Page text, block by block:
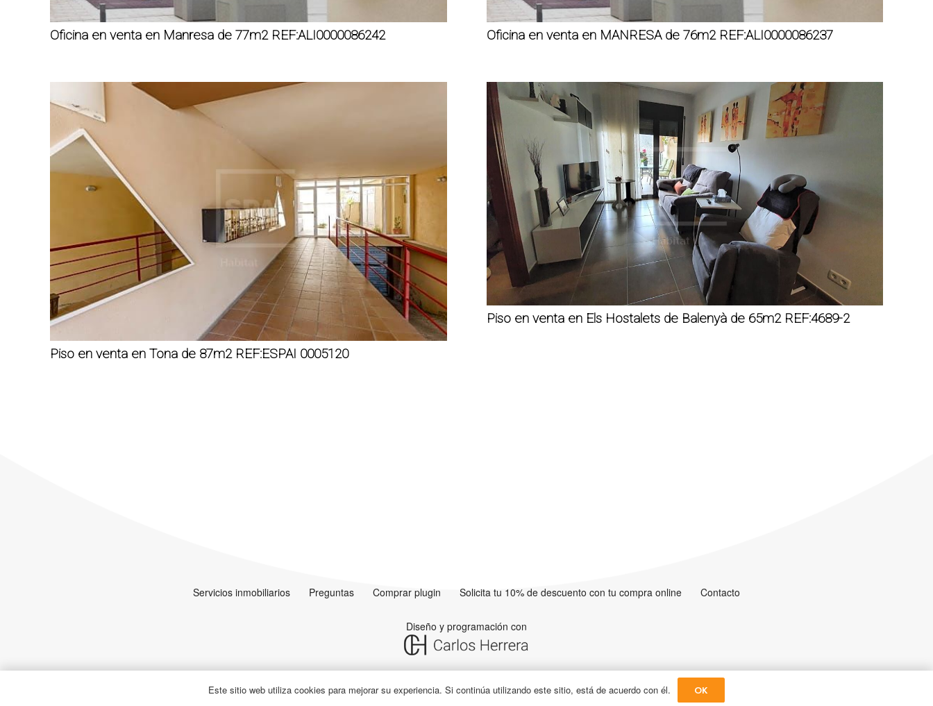
Oficina en venta en Manresa de 77m2 REF:ALI0000086242 Oficina en venta en MANRESA de 76m2 REF:ALI0000086237
Piso en venta en Tona de 87m2 REF:ESPAI 0005120
Piso en venta en Els Hostalets de Balenyà de 65m2 REF:4689-2
Servicios inmobiliarios Preguntas Comprar plugin Solicita tu 10% de descuento con tu compra online Contacto
Diseño y programación con
Este sitio web utiliza cookies para mejorar su experiencia. Si continúa utilizando este sitio, está de acuerdo con él. OK